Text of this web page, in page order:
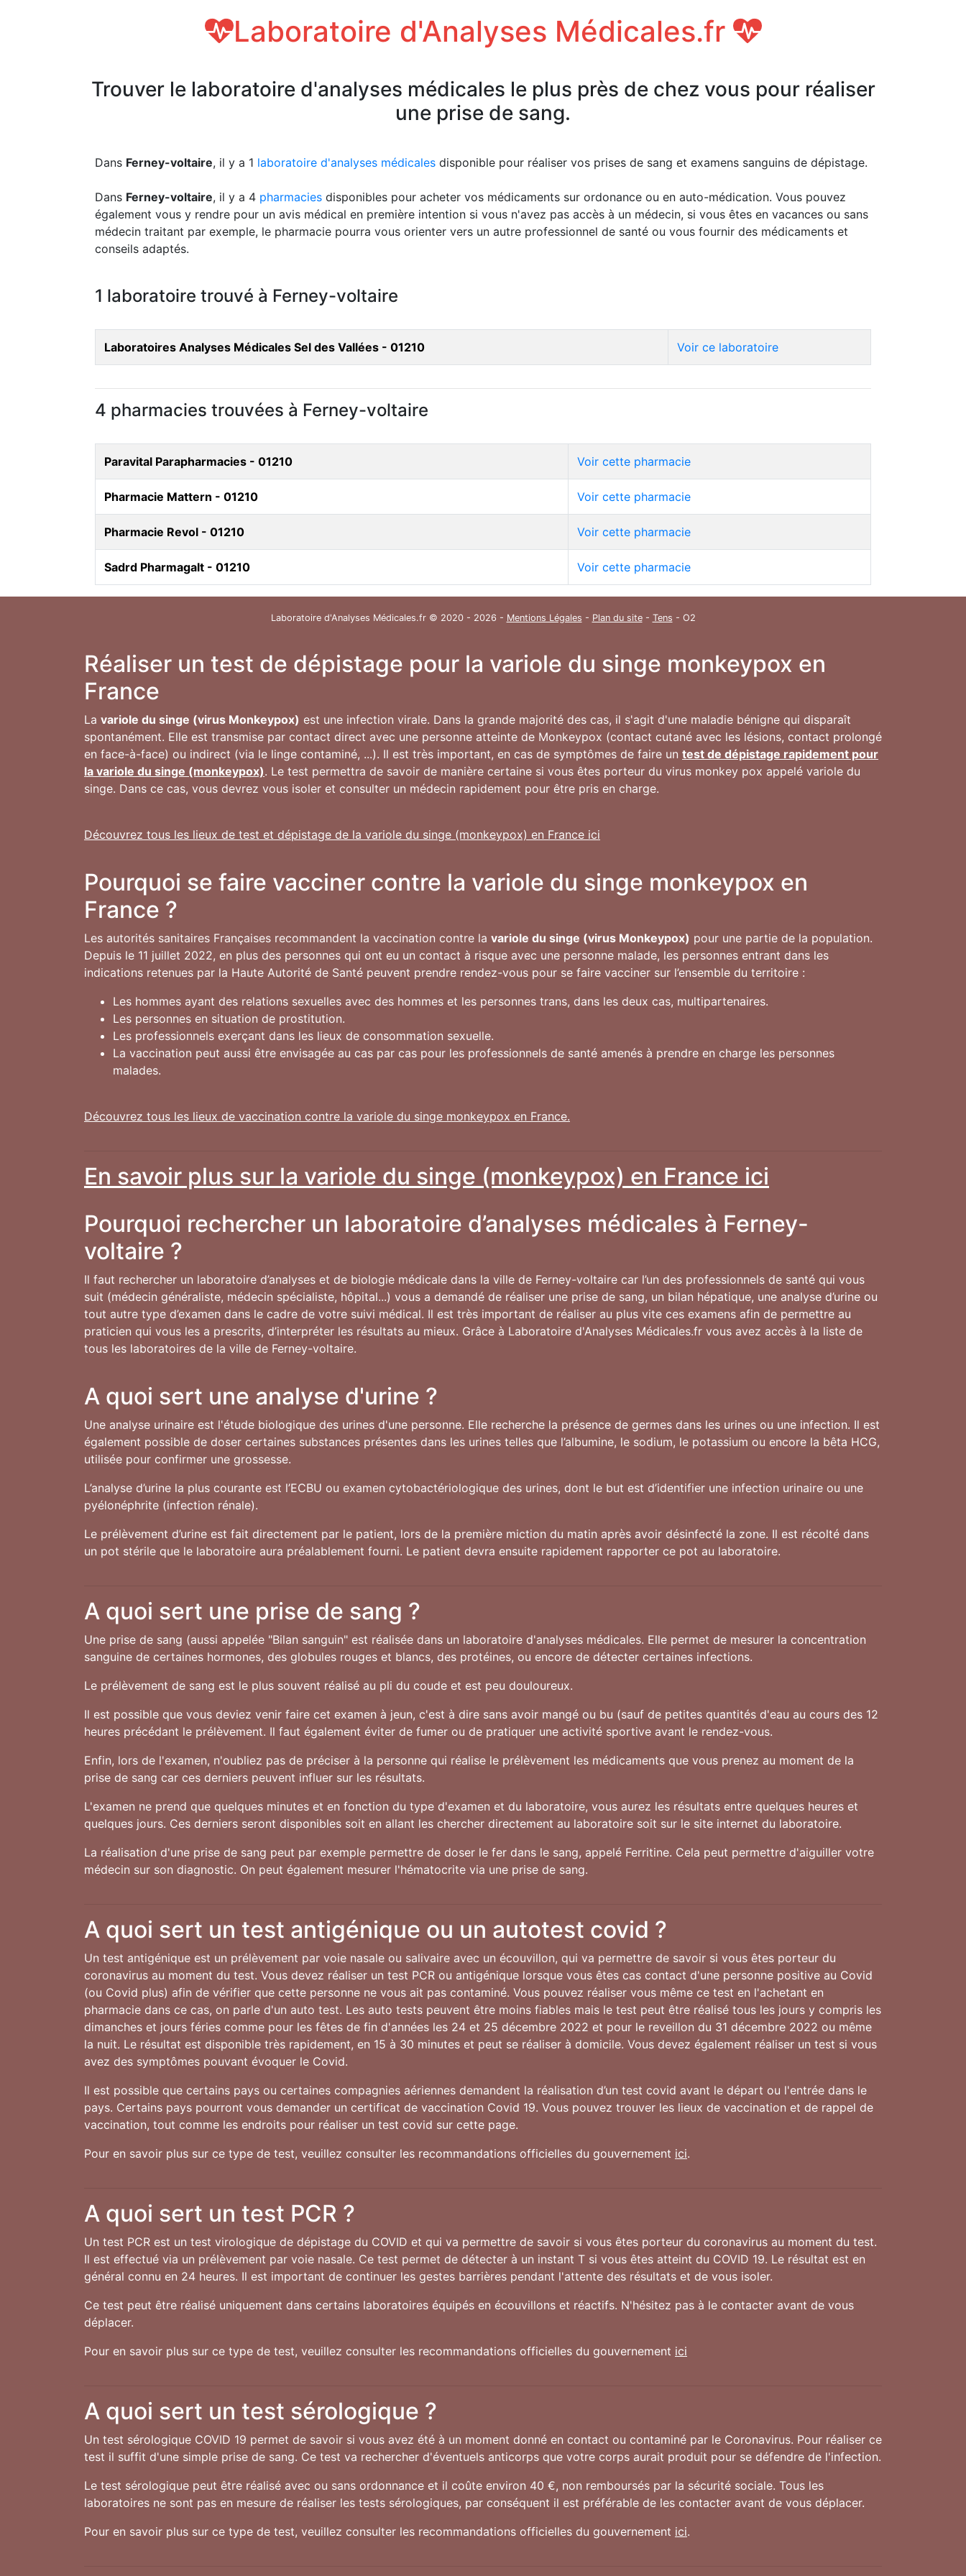
Laboratoire d'Analyses Médicales.fr
Trouver le laboratoire d'analyses médicales le plus près de chez vous pour réaliser
une prise de sang.
Dans Ferney-voltaire, il y a 1 laboratoire d'analyses médicales disponible pour réaliser vos prises de sang et examens sanguins de dépistage.
Dans Ferney-voltaire, il y a 4 pharmacies disponibles pour acheter vos médicaments sur ordonance ou en auto-médication. Vous pouvez
également vous y rendre pour un avis médical en première intention si vous n'avez pas accès à un médecin, si vous êtes en vacances ou sans
médecin traitant par exemple, le pharmacie pourra vous orienter vers un autre professionnel de santé ou vous fournir des médicaments et
conseils adaptés.
1 laboratoire trouvé à Ferney-voltaire
Laboratoires Analyses Médicales Sel des Vallées - 01210 Voir ce laboratoire
4 pharmacies trouvées à Ferney-voltaire
Paravital Parapharmacies - 01210 Voir cette pharmacie
Pharmacie Mattern - 01210 Voir cette pharmacie
Pharmacie Revol - 01210 Voir cette pharmacie
Sadrd Pharmagalt - 01210 Voir cette pharmacie
Laboratoire d'Analyses Médicales.fr © 2020 - 2026 - Mentions Légales - Plan du site- Tens - O2
Réaliser un test de dépistage pour la variole du singe monkeypox en
France
La variole du singe (virus Monkeypox) est une infection virale. Dans la grande majorité des cas, il s'agit d'une maladie bénigne qui disparaît
spontanément. Elle est transmise par contact direct avec une personne atteinte de Monkeypox (contact cutané avec les lésions, contact prolongé
en face-à-face) ou indirect (via le linge contaminé, ...). Il est très important, en cas de symptômes de faire un test de dépistage rapidement pour
la variole du singe (monkeypox). Le test permettra de savoir de manière certaine si vous êtes porteur du virus monkey pox appelé variole du
singe. Dans ce cas, vous devrez vous isoler et consulter un médecin rapidement pour être pris en charge.
Découvrez tous les lieux de test et dépistage de la variole du singe (monkeypox) en France ici
Pourquoi se faire vacciner contre la variole du singe monkeypox en
France ?
Les autorités sanitaires Françaises recommandent la vaccination contre la variole du singe (virus Monkeypox) pour une partie de la population.
Depuis le 11 juillet 2022, en plus des personnes qui ont eu un contact à risque avec une personne malade, les personnes entrant dans les
indications retenues par la Haute Autorité de Santé peuvent prendre rendez-vous pour se faire vacciner sur l’ensemble du territoire :
Les hommes ayant des relations sexuelles avec des hommes et les personnes trans, dans les deux cas, multipartenaires.
Les personnes en situation de prostitution.
Les professionnels exerçant dans les lieux de consommation sexuelle.
La vaccination peut aussi être envisagée au cas par cas pour les professionnels de santé amenés à prendre en charge les personnes
malades.
Découvrez tous les lieux de vaccination contre la variole du singe monkeypox en France.
En savoir plus sur la variole du singe (monkeypox) en France ici
Pourquoi rechercher un laboratoire d’analyses médicales à Ferney-
voltaire ?
Il faut rechercher un laboratoire d’analyses et de biologie médicale dans la ville de Ferney-voltaire car l’un des professionnels de santé qui vous
suit (médecin généraliste, médecin spécialiste, hôpital...) vous a demandé de réaliser une prise de sang, un bilan hépatique, une analyse d’urine ou
tout autre type d’examen dans le cadre de votre suivi médical. Il est très important de réaliser au plus vite ces examens afin de permettre au
praticien qui vous les a prescrits, d’interpréter les résultats au mieux. Grâce à Laboratoire d'Analyses Médicales.fr vous avez accès à la liste de
tous les laboratoires de la ville de Ferney-voltaire.
A quoi sert une analyse d'urine ?
Une analyse urinaire est l'étude biologique des urines d'une personne. Elle recherche la présence de germes dans les urines ou une infection. Il est
également possible de doser certaines substances présentes dans les urines telles que l’albumine, le sodium, le potassium ou encore la bêta HCG,
utilisée pour confirmer une grossesse.
L’analyse d’urine la plus courante est l’ECBU ou examen cytobactériologique des urines, dont le but est d’identifier une infection urinaire ou une
pyélonéphrite (infection rénale).
Le prélèvement d’urine est fait directement par le patient, lors de la première miction du matin après avoir désinfecté la zone. Il est récolté dans
un pot stérile que le laboratoire aura préalablement fourni. Le patient devra ensuite rapidement rapporter ce pot au laboratoire.
A quoi sert une prise de sang ?
Une prise de sang (aussi appelée "Bilan sanguin" est réalisée dans un laboratoire d'analyses médicales. Elle permet de mesurer la concentration
sanguine de certaines hormones, des globules rouges et blancs, des protéines, ou encore de détecter certaines infections.
Le prélèvement de sang est le plus souvent réalisé au pli du coude et est peu douloureux.
Il est possible que vous deviez venir faire cet examen à jeun, c'est à dire sans avoir mangé ou bu (sauf de petites quantités d'eau au cours des 12
heures précédant le prélèvement. Il faut également éviter de fumer ou de pratiquer une activité sportive avant le rendez-vous.
Enfin, lors de l'examen, n'oubliez pas de préciser à la personne qui réalise le prélèvement les médicaments que vous prenez au moment de la
prise de sang car ces derniers peuvent influer sur les résultats.
L'examen ne prend que quelques minutes et en fonction du type d'examen et du laboratoire, vous aurez les résultats entre quelques heures et
quelques jours. Ces derniers seront disponibles soit en allant les chercher directement au laboratoire soit sur le site internet du laboratoire.
La réalisation d'une prise de sang peut par exemple permettre de doser le fer dans le sang, appelé Ferritine. Cela peut permettre d'aiguiller votre
médecin sur son diagnostic. On peut également mesurer l'hématocrite via une prise de sang.
A quoi sert un test antigénique ou un autotest covid ?
Un test antigénique est un prélèvement par voie nasale ou salivaire avec un écouvillon, qui va permettre de savoir si vous êtes porteur du
coronavirus au moment du test. Vous devez réaliser un test PCR ou antigénique lorsque vous êtes cas contact d'une personne positive au Covid
(ou Covid plus) afin de vérifier que cette personne ne vous ait pas contaminé. Vous pouvez réaliser vous même ce test en l'achetant en
pharmacie dans ce cas, on parle d'un auto test. Les auto tests peuvent être moins fiables mais le test peut être réalisé tous les jours y compris les
dimanches et jours féries comme pour les fêtes de fin d'années les 24 et 25 décembre 2022 et pour le reveillon du 31 décembre 2022 ou même
la nuit. Le résultat est disponible très rapidement, en 15 à 30 minutes et peut se réaliser à domicile. Vous devez également réaliser un test si vous
avez des symptômes pouvant évoquer le Covid.
Il est possible que certains pays ou certaines compagnies aériennes demandent la réalisation d’un test covid avant le départ ou l'entrée dans le
pays. Certains pays pourront vous demander un certificat de vaccination Covid 19. Vous pouvez trouver les lieux de vaccination et de rappel de
vaccination, tout comme les endroits pour réaliser un test covid sur cette page.
Pour en savoir plus sur ce type de test, veuillez consulter les recommandations officielles du gouvernement ici.
A quoi sert un test PCR ?
Un test PCR est un test virologique de dépistage du COVID et qui va permettre de savoir si vous êtes porteur du coronavirus au moment du test.
Il est effectué via un prélèvement par voie nasale. Ce test permet de détecter à un instant T si vous êtes atteint du COVID 19. Le résultat est en
général connu en 24 heures. Il est important de continuer les gestes barrières pendant l'attente des résultats et de vous isoler.
Ce test peut être réalisé uniquement dans certains laboratoires équipés en écouvillons et réactifs. N'hésitez pas à le contacter avant de vous
déplacer.
Pour en savoir plus sur ce type de test, veuillez consulter les recommandations officielles du gouvernement ici
A quoi sert un test sérologique ?
Un test sérologique COVID 19 permet de savoir si vous avez été à un moment donné en contact ou contaminé par le Coronavirus. Pour réaliser ce
test il suffit d'une simple prise de sang. Ce test va rechercher d'éventuels anticorps que votre corps aurait produit pour se défendre de l'infection.
Le test sérologique peut être réalisé avec ou sans ordonnance et il coûte environ 40 €, non remboursés par la sécurité sociale. Tous les
laboratoires ne sont pas en mesure de réaliser les tests sérologiques, par conséquent il est préférable de les contacter avant de vous déplacer.
Pour en savoir plus sur ce type de test, veuillez consulter les recommandations officielles du gouvernement ici.